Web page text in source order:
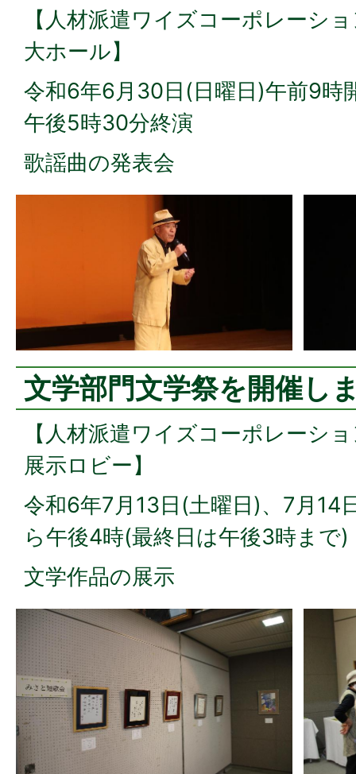
【人材派遣ワイズコーポレーシ
大ホール】
令和6年6月30日(日曜日)午前9時
午後5時30分終演
歌謡曲の発表会
文学部門文学祭を開催し
【人材派遣ワイズコーポレーシ
展示ロビー】
令和6年7月13日(土曜日)、7月14
ら午後4時(最終日は午後3時まで)
文学作品の展示